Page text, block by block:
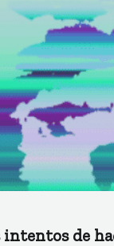
intentos de